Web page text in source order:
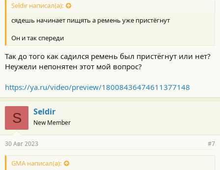
Seldir написал(а):
сядешь начинает пищять а ремень уже пристёгнут
Он и так спереди
Так до того как садился ремень был пристёгнут или нет?
Неужели непонятен этот мой вопрос?
https://ya.ru/video/preview/18008436474611377148
S Seldir
New Member
30 Авг 2023 #7
GMA написал(а):